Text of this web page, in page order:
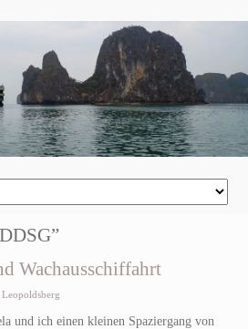
Wachausschiffahrt
Leopoldsberg
und ich einen kleinen Spaziergang von